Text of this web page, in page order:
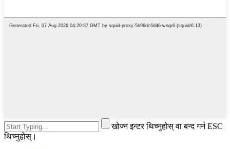
खोज्न इन्टर थिच्नुहोस् वा बन्द गर्न ESC
थिच्नुहोस्।